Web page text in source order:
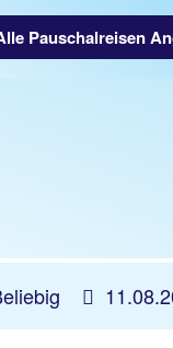
Pauschalreisen